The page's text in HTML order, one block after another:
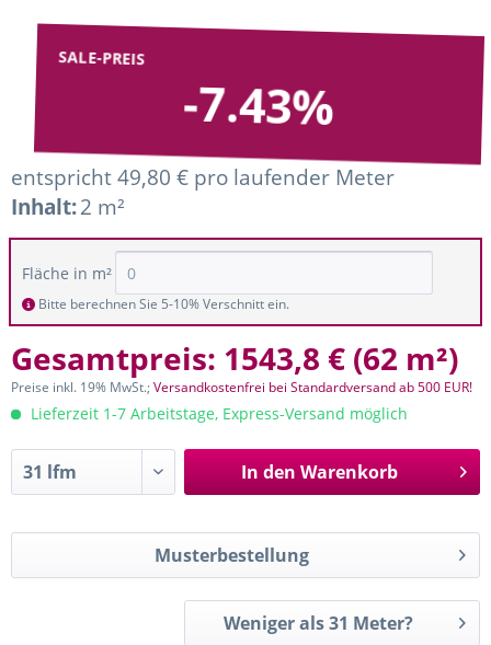
SALE-PREIS
-7.43%
entspricht 49,80 € pro laufender Meter
Inhalt:2 m²
Fläche in m²
Bitte berechnen Sie 5-10% Verschnitt ein.
Gesamtpreis: 1543,8 € (62 m²)
Preise inkl. 19% MwSt.;Versandkostenfrei bei Standardversand ab 500 EUR!
Lieferzeit 1-7 Arbeitstage, Express-Versand möglich
In den Warenkorb
Musterbestellung
Weniger als 31 Meter?